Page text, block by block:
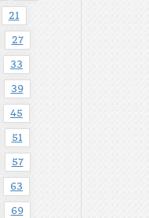
21
27
33
39
45
51
57
63
69